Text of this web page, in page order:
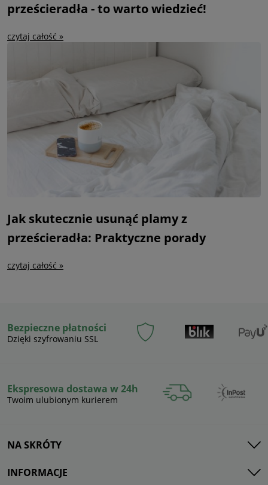
prześcieradła - to warto wiedzieć!
czytaj całość »
Jak skutecznie usunąć plamy z
prześcieradła: Praktyczne porady
czytaj całość »
Bezpieczne płatności
Dzięki szyfrowaniu SSL
Ekspresowa dostawa w 24h
Twoim ulubionym kurierem
NA SKRÓTY
INFORMACJE